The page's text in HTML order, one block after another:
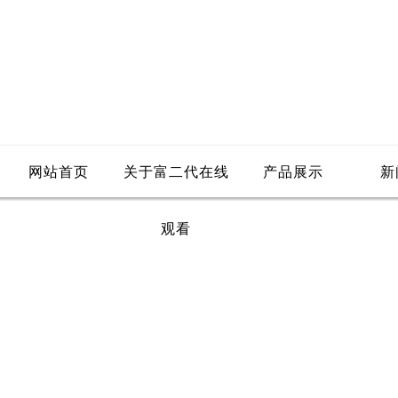
网站首页 关于富二代在线
观看
产品展示